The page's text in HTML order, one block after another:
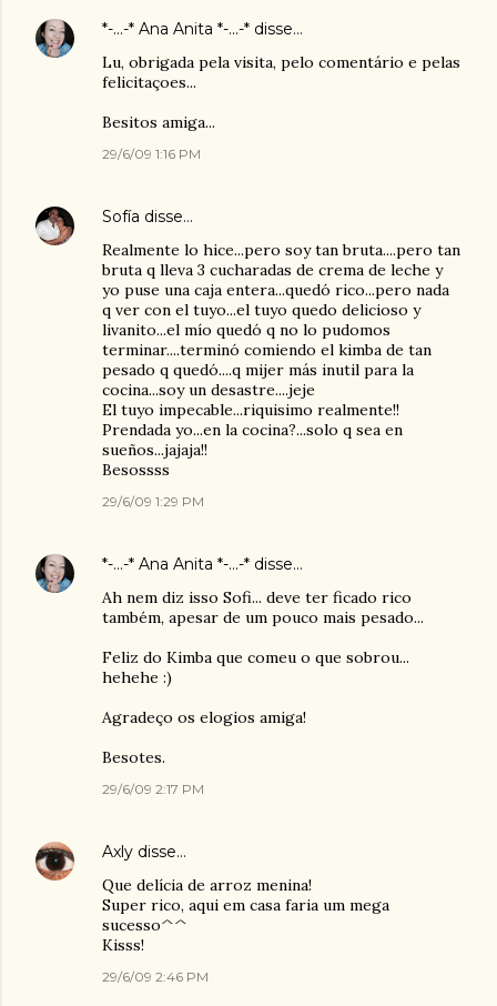
*-...-* Ana Anita *-...-* disse…
Lu, obrigada pela visita, pelo comentário e pelas
felicitaçoes...
Besitos amiga...
29/6/09 1:16 PM
Sofía disse…
Realmente lo hice...pero soy tan bruta....pero tan
bruta q lleva 3 cucharadas de crema de leche y
yo puse una caja entera...quedó rico...pero nada
q ver con el tuyo...el tuyo quedo delicioso y
livanito...el mío quedó q no lo pudomos
terminar....terminó comiendo el kimba de tan
pesado q quedó....q mijer más inutil para la
cocina...soy un desastre....jeje
El tuyo impecable...riquisimo realmente!!
Prendada yo...en la cocina?...solo q sea en
sueños...jajaja!!
Besossss
29/6/09 1:29 PM
*-...-* Ana Anita *-...-* disse…
Ah nem diz isso Sofi... deve ter ficado rico
também, apesar de um pouco mais pesado...
Feliz do Kimba que comeu o que sobrou...
hehehe :)
Agradeço os elogios amiga!
Besotes.
29/6/09 2:17 PM
Axly disse…
Que delícia de arroz menina!
Super rico, aqui em casa faria um mega
sucesso^^
Kisss!
29/6/09 2:46 PM